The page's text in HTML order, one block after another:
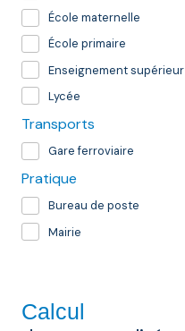
École maternelle
École primaire
Enseignement supérieur
Lycée
Transports
Gare ferroviaire
Pratique
Bureau de poste
Mairie
Calcul